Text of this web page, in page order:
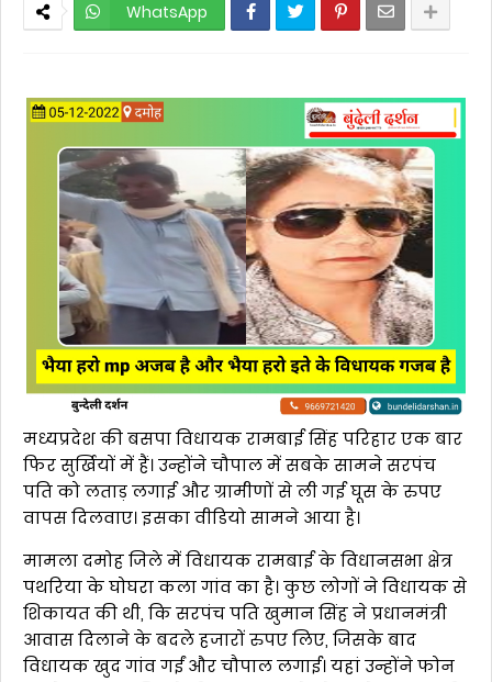
WhatsApp
मध्यप्रदेश की बसपा विधायक रामबाई सिंह परिहार एक बार
फिर सुर्खियों में हैं। उन्होंने चौपाल में सबके सामने सरपंच
पति को लताड़ लगाई और ग्रामीणों से ली गई घूस के रुपए
वापस दिलवाए। इसका वीडियो सामने आया है।
मामला दमोह जिले में विधायक रामबाई के विधानसभा क्षेत्र
पथरिया के घोघरा कला गांव का है। कुछ लोगों ने विधायक से
शिकायत की थी, कि सरपंच पति खुमान सिंह ने प्रधानमंत्री
आवास दिलाने के बदले हजारों रुपए लिए, जिसके बाद
विधायक खुद गांव गईं और चौपाल लगाई। यहां उन्होंने फोन